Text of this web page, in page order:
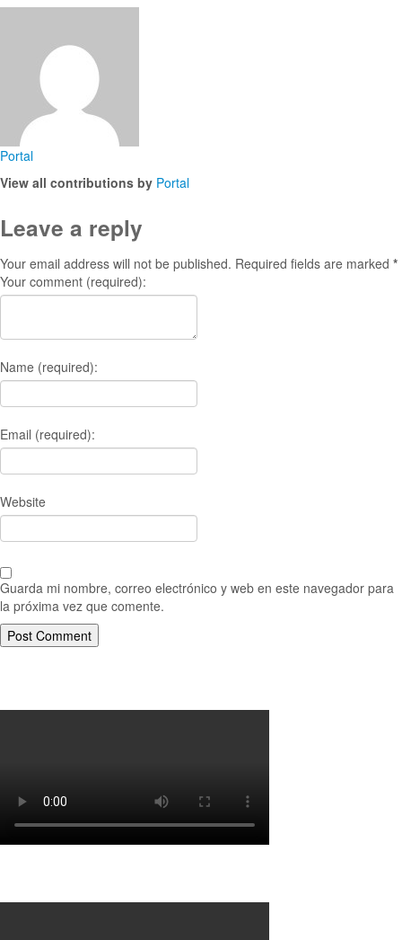
Portal
View all contributions by Portal
Leave a reply
Your email address will not be published. Required fields are marked *
Your comment (required):
Name (required):
Email (required):
Website
Guarda mi nombre, correo electrónico y web en este navegador para
la próxima vez que comente.